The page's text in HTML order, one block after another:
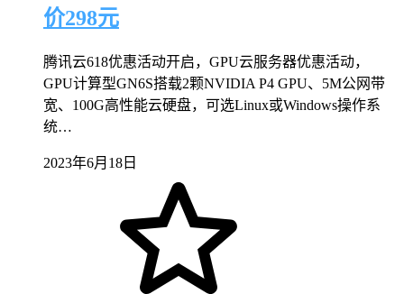
价298元
腾讯云618优惠活动开启，GPU云服务器优惠活动，
GPU计算型GN6S搭载2颗NVIDIA P4 GPU、5M公网带
宽、100G高性能云硬盘，可选Linux或Windows操作系
统…
2023年6月18日